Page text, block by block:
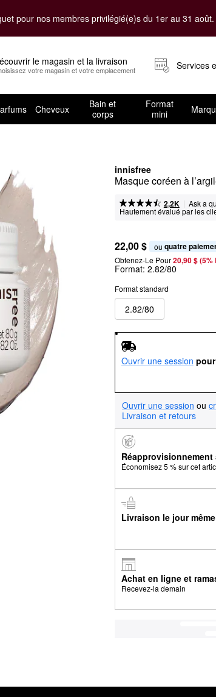
pour nos membres privilégié(e)s du 1er au 31 août.
le magasin et la livraison
votre magasin et votre emplacement Services
Cheveux
Bain et
corps
Format
mini
innisfree
Masque coréen à
2,2K | Ask a
Hautement évalué par les
22,00 $ ou quatre
Obtenez-Le Pour20,90 $
Format: 2.82/80
Format standard
2.82/80
Ouvrir une session
Ouvrir une session ou
Livraison et retours
Économisez 5 % sur cet
Livraison le jour même
Achat en ligne et
Recevez-la demain